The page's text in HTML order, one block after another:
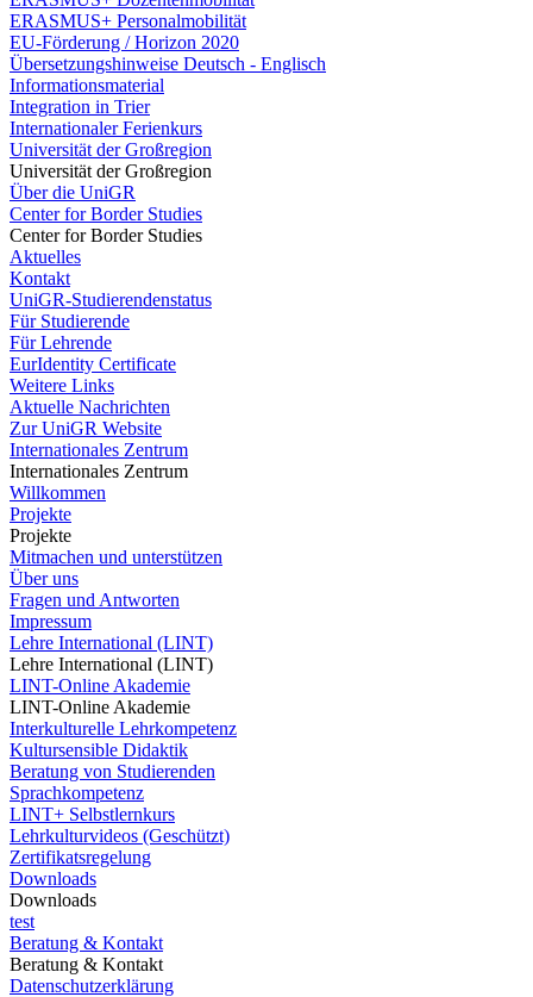
ERASMUS+ Personalmobilität
EU-Förderung / Horizon 2020
Übersetzungshinweise Deutsch - Englisch
Informationsmaterial
Integration in Trier
Internationaler Ferienkurs
Universität der Großregion
Universität der Großregion
Über die UniGR
Center for Border Studies
Center for Border Studies
Aktuelles
Kontakt
UniGR-Studierendenstatus
Für Studierende
Für Lehrende
EurIdentity Certificate
Weitere Links
Aktuelle Nachrichten
Zur UniGR Website
Internationales Zentrum
Internationales Zentrum
Willkommen
Projekte
Projekte
Mitmachen und unterstützen
Über uns
Fragen und Antworten
Impressum
Lehre International (LINT)
Lehre International (LINT)
LINT-Online Akademie
LINT-Online Akademie
Interkulturelle Lehrkompetenz
Kultursensible Didaktik
Beratung von Studierenden
Sprachkompetenz
LINT+ Selbstlernkurs
Lehrkulturvideos (Geschützt)
Zertifikatsregelung
Downloads
Downloads
test
Beratung & Kontakt
Beratung & Kontakt
Datenschutzerklärung